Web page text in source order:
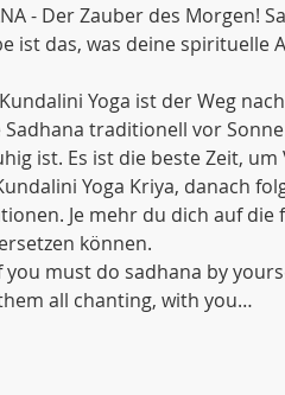
- Der Zauber des
ist das, was deine
Yoga ist der Weg
traditionell vor
ist. Es ist die beste Zeit,
Yoga Kriya, danach
Je mehr du dich auf
können.
you must do sadhana by
all chanting, with you…